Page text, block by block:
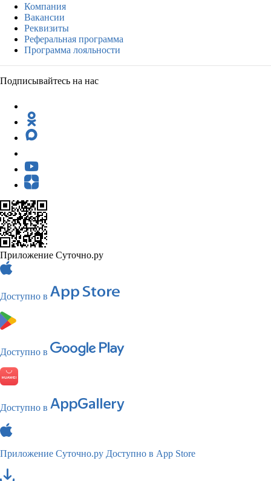
Компания
Вакансии
Реквизиты
Реферальная программа
Программа лояльности
Подписывайтесь на нас
Приложение Суточно.ру
Доступно в
Доступно в
Доступно в
Приложение Суточно.ру Доступно в App Store